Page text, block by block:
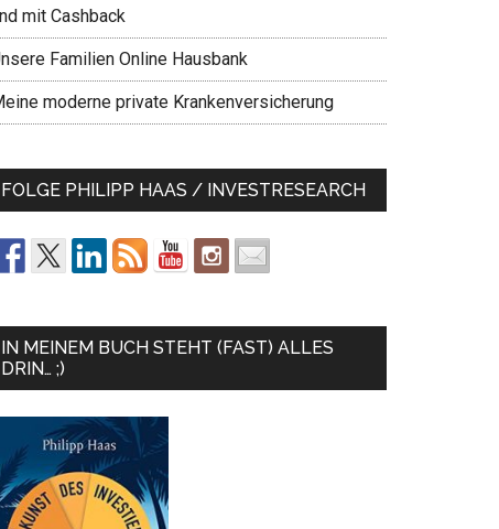
mit Cashback
Familien Online Hausbank
moderne private Krankenversicherung
FOLGE PHILIPP HAAS / INVESTRESEARCH
IN MEINEM BUCH STEHT (FAST) ALLES
DRIN… ;)